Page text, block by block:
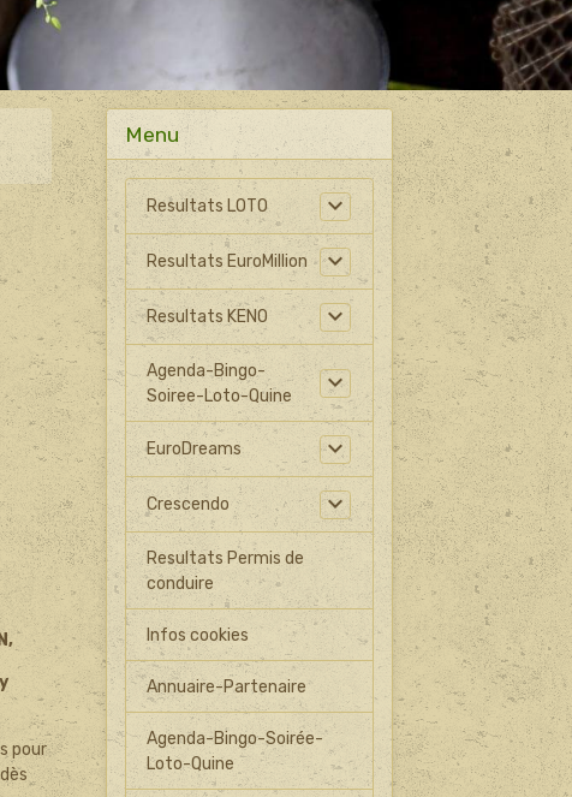
pour
Menu
Resultats LOTO
Resultats EuroMillion
Resultats KENO
Agenda-Bingo-
Soiree-Loto-Quine
EuroDreams
Crescendo
Resultats Permis de
conduire
Infos cookies
Annuaire-Partenaire
Agenda-Bingo-Soirée-
Loto-Quine